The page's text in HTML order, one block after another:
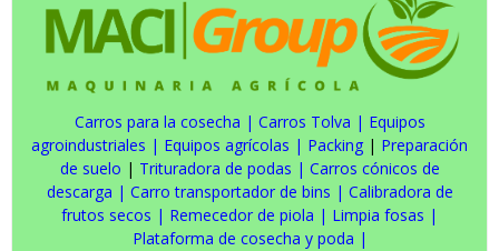
Carros para la cosecha | Carros Tolva | Equipos
agroindustriales | Equipos agrícolas | Packing | Preparación
de suelo | Trituradora de podas | Carros cónicos de
descarga | Carro transportador de bins | Calibradora de
frutos secos | Remecedor de piola | Limpia fosas |
Plataforma de cosecha y poda |